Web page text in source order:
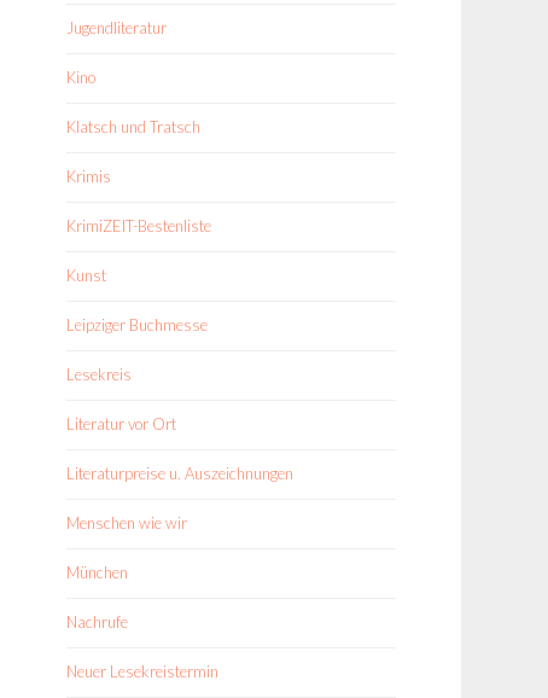
Jugendliteratur
Kino
Klatsch und Tratsch
Krimis
KrimiZEIT-Bestenliste
Kunst
Leipziger Buchmesse
Lesekreis
Literatur vor Ort
Literaturpreise u. Auszeichnungen
Menschen wie wir
München
Nachrufe
Neuer Lesekreistermin